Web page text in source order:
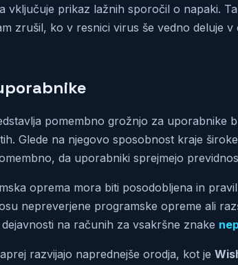
vključuje prikaz lažnih sporočil o napaki.
zrušil, ko v resnici virus še vedno deluje
pomembno grožnjo za uporabnike
Glede na njegovo sposobnost kraje
da uporabniki sprejmejo
oprema mora biti posodobljena in
nepreverjene programske opreme ali
na računih za vsakršne znake
razvijajo naprednejše orodja, kot je